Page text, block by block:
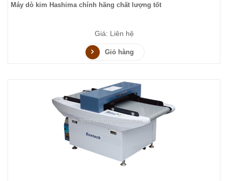
Máy dò kim Hashima chính hãng chất lượng tốt
Giá: Liên hệ
Giỏ hàng